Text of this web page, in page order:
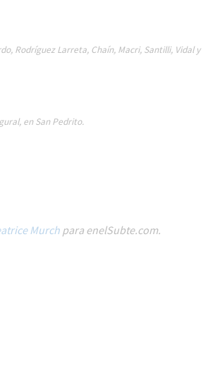
Rodríguez Larreta, Chaín, Macri, Santilli, Vidal y
en San Pedrito.
Murch para enelSubte.com.